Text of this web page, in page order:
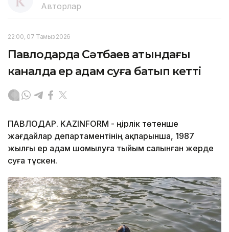
Авторлар
22:00, 07 Тамыз 2026
Павлодарда Сәтбаев атындағы
каналда ер адам суға батып кетті
ПАВЛОДАР. KAZINFORM - Өңірлік төтенше
жағдайлар департаментінің ақпарынша, 1987
жылғы ер адам шомылуға тыйым салынған жерде
суға түскен.